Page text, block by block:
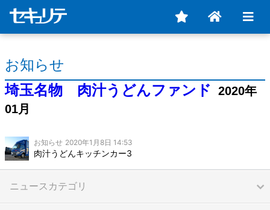
お知らせ
埼玉名物 肉汁うどんファンド
2020年
01月
お知らせ 2020年1月8日 14:53
肉汁うどんキッチンカー3
ニュースカテゴリ